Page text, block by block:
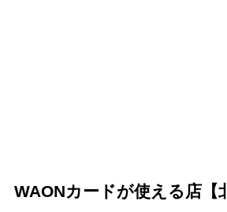
WAONカードが使える店【
1.13 サービス